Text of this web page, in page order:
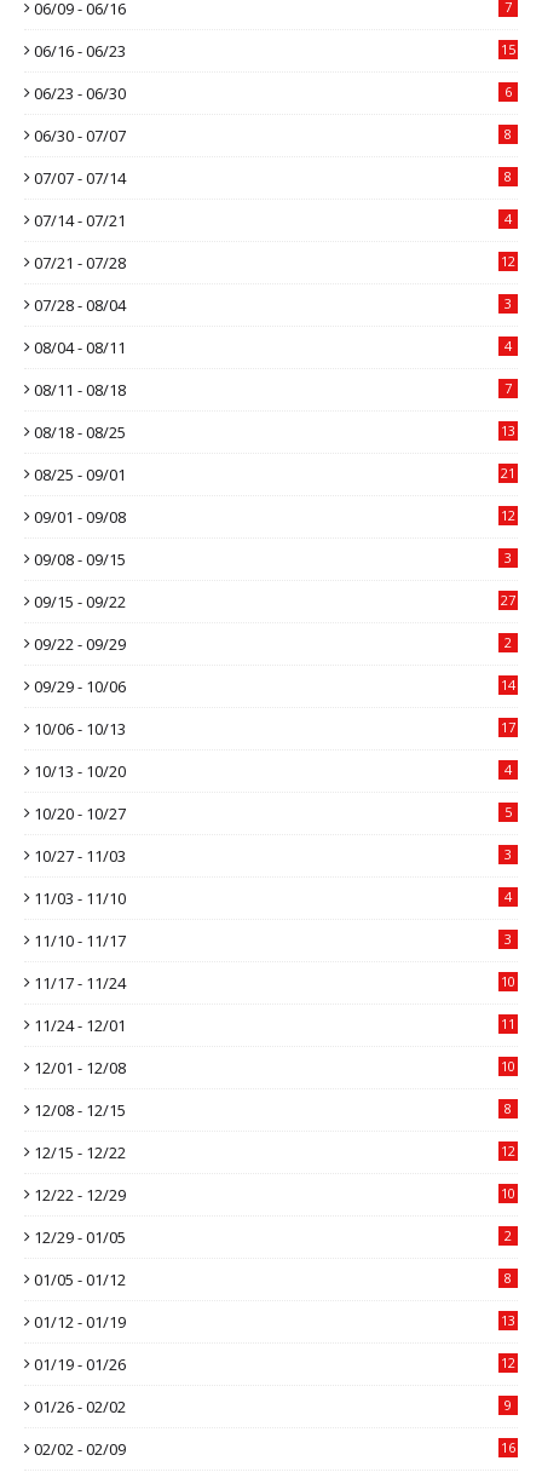
06/09 - 06/16 7
06/16 - 06/23 15
06/23 - 06/30 6
06/30 - 07/07 8
07/07 - 07/14 8
07/14 - 07/21 4
07/21 - 07/28 12
07/28 - 08/04 3
08/04 - 08/11 4
08/11 - 08/18 7
08/18 - 08/25 13
08/25 - 09/01 21
09/01 - 09/08 12
09/08 - 09/15 3
09/15 - 09/22 27
09/22 - 09/29 2
09/29 - 10/06 14
10/06 - 10/13 17
10/13 - 10/20 4
10/20 - 10/27 5
10/27 - 11/03 3
11/03 - 11/10 4
11/10 - 11/17 3
11/17 - 11/24 10
11/24 - 12/01 11
12/01 - 12/08 10
12/08 - 12/15 8
12/15 - 12/22 12
12/22 - 12/29 10
12/29 - 01/05 2
01/05 - 01/12 8
01/12 - 01/19 13
01/19 - 01/26 12
01/26 - 02/02 9
02/02 - 02/09 16